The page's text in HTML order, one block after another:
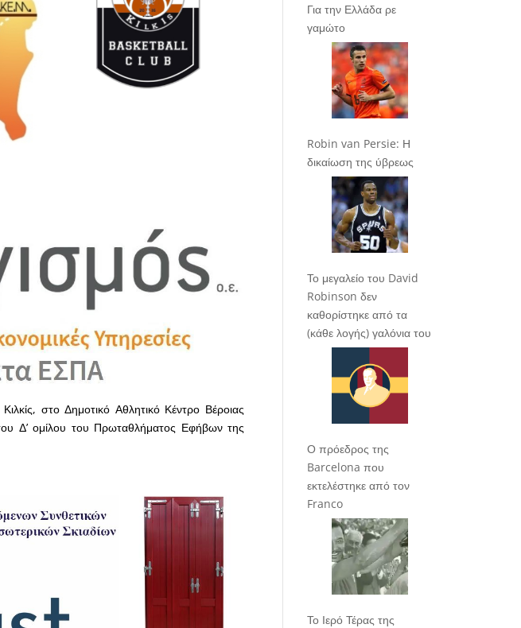
στο Δημοτικό Αθλητικό Κέντρο Βέροιας
Δ’ ομίλου του Πρωταθλήματος Εφήβων της
Για την Ελλάδα ρε
γαμώτο
Robin van Persie: Η
δικαίωση της ύβρεως
Το μεγαλείο του David
Robinson δεν
καθορίστηκε από τα
(κάθε λογής) γαλόνια του
Ο πρόεδρος της
Barcelona που
εκτελέστηκε από τον
Franco
Το Ιερό Τέρας της